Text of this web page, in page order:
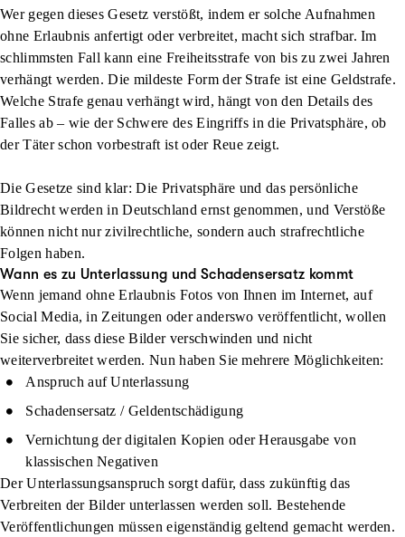
Wer gegen dieses Gesetz verstößt, indem er solche Aufnahmen
ohne Erlaubnis anfertigt oder verbreitet, macht sich strafbar. Im
schlimmsten Fall kann eine Freiheitsstrafe von bis zu zwei Jahren
verhängt werden. Die mildeste Form der Strafe ist eine Geldstrafe.
Welche Strafe genau verhängt wird, hängt von den Details des
Falles ab – wie der Schwere des Eingriffs in die Privatsphäre, ob
der Täter schon vorbestraft ist oder Reue zeigt.
Die Gesetze sind klar: Die Privatsphäre und das persönliche
Bildrecht werden in Deutschland ernst genommen, und Verstöße
könnennicht nur zivilrechtliche, sondern auch strafrechtliche
Folgen haben.
Wann es zu Unterlassung und Schadensersatz kommt
Wenn jemand ohne Erlaubnis Fotos von Ihnen im Internet, auf
Social Media, in Zeitungen oder anderswo veröffentlicht, wollen
Sie sicher, dass dieseBilder verschwinden und nicht
weiterverbreitet werden. Nun haben Sie mehrere Möglichkeiten:
Anspruch auf Unterlassung
Schadensersatz / Geldentschädigung
Vernichtung der digitalen Kopien oder Herausgabe von
klassischen Negativen
DerUnterlassungsanspruchsorgt dafür, dass zukünftig das
Verbreiten der Bilder unterlassen werden soll. Bestehende
Veröffentlichungen müssen eigenständig geltend gemacht werden.